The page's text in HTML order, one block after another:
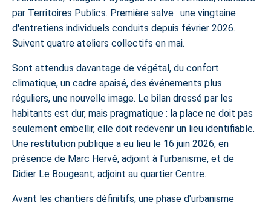
par Territoires Publics. Première salve : une vingtaine
d'entretiens individuels conduits depuis février 2026.
Suivent quatre ateliers collectifs en mai.
Sont attendus davantage de végétal, du confort
climatique, un cadre apaisé, des événements plus
réguliers, une nouvelle image. Le bilan dressé par les
habitants est dur, mais pragmatique : la place ne doit pas
seulement embellir, elle doit redevenir un lieu identifiable.
Une restitution publique a eu lieu le 16 juin 2026, en
présence de Marc Hervé, adjoint à l'urbanisme, et de
Didier Le Bougeant, adjoint au quartier Centre.
Avant les chantiers définitifs, une phase d'urbanisme